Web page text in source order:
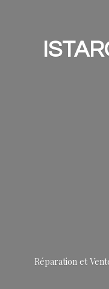
Réparation et